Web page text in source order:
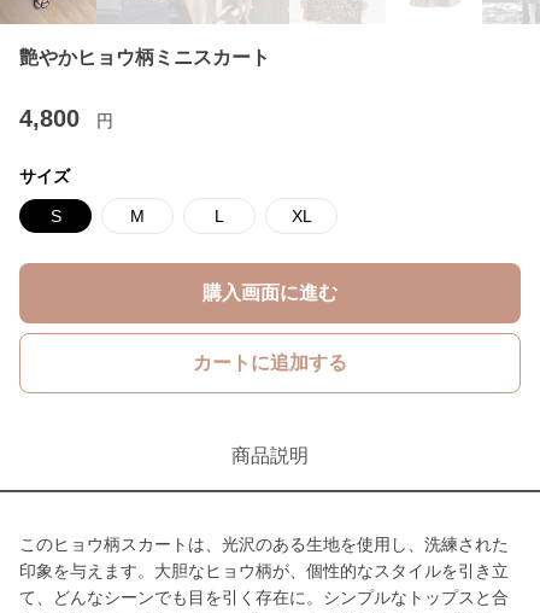
艶やかヒョウ柄ミニスカート
4,800 円
サイズ
S M L XL
購入画面に進む
カートに追加する
商品説明
このヒョウ柄スカートは、光沢のある生地を使用し、洗練された
印象を与えます。大胆なヒョウ柄が、個性的なスタイルを引き立
て、どんなシーンでも目を引く存在に。シンプルなトップスと合